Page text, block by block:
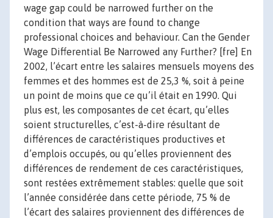
wage gap could be narrowed further on the
condition that ways are found to change
professional choices and behaviour. Can the Gender
Wage Differential Be Narrowed any Further? [fre] En
2002, l’écart entre les salaires mensuels moyens des
femmes et des hommes est de 25,3 %, soit à peine
un point de moins que ce qu’il était en 1990. Qui
plus est, les composantes de cet écart, qu’elles
soient structurelles, c’est-à-dire résultant de
différences de caractéristiques productives et
d’emplois occupés, ou qu’elles proviennent des
différences de rendement de ces caractéristiques,
sont restées extrêmement stables: quelle que soit
l’année considérée dans cette période, 75 % de
l’écart des salaires proviennent des différences de